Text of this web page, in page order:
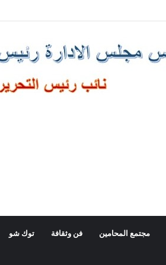
مجتمع المحامين فن وثقافة توك شو